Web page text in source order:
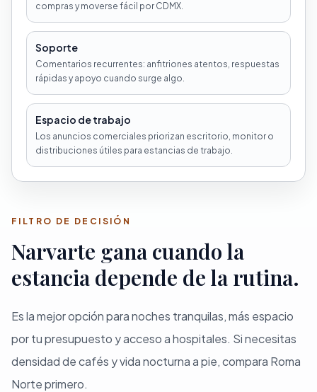
compras y moverse fácil por CDMX.
Soporte
Comentarios recurrentes: anfitriones atentos, respuestas
rápidas y apoyo cuando surge algo.
Espacio de trabajo
Los anuncios comerciales priorizan escritorio, monitor o
distribuciones útiles para estancias de trabajo.
FILTRO DE DECISIÓN
Narvarte gana cuando la
estancia depende de la rutina.
Es la mejor opción para noches tranquilas, más espacio
por tu presupuesto y acceso a hospitales. Si necesitas
densidad de cafés y vida nocturna a pie, compara Roma
Norte primero.